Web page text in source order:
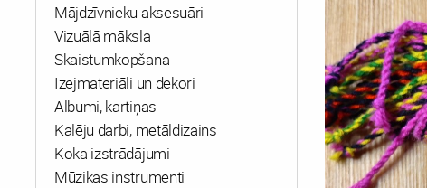
Mājdzīvnieku aksesuāri
Vizuālā māksla
Skaistumkopšana
Izejmateriāli un dekori
Albumi, kartiņas
Kalēju darbi, metāldizains
Koka izstrādājumi
Mūzikas instrumenti